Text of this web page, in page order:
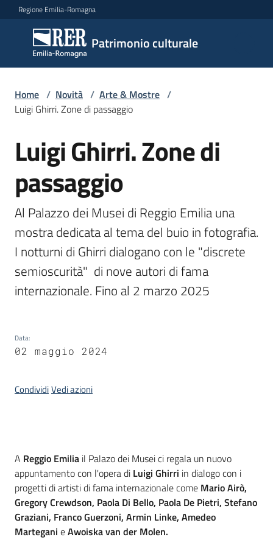
Vai al contenuto
Vai alla navigazione
Vai al footer
Regione Emilia-Romagna
Patrimonio culturale
Patrimonio
culturale
Argomenti
Novità
Servizi
Leggi
Atti
Bandi
Piani
Seguici
su
Home / Novità / Arte & Mostre /
Luigi Ghirri. Zone di passaggio
Salta al contenuto
Luigi Ghirri. Zone di
passaggio
Al Palazzo dei Musei di Reggio Emilia una
mostra dedicata al tema del buio in fotografia.
I notturni di Ghirri dialogano con le "discrete
semioscurità"  di nove autori di fama
internazionale. Fino al 2 marzo 2025
Data:
02 maggio 2024
CondividiVedi azioni
Introduzione
A Reggio Emilia il Palazo dei Musei ci regala un nuovo
appuntamento con l'opera di Luigi Ghirri in dialogo con i
progetti di artisti di fama internazionale come Mario Airò,
Gregory Crewdson, Paola Di Bello, Paola De Pietri, Stefano
Graziani, Franco Guerzoni, Armin Linke, Amedeo
Martegani eAwoiska van der Molen.